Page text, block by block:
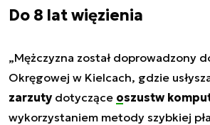
Do 8 lat więzienia
„Mężczyzna został doprowadzony
Okręgowej w Kielcach, gdzie
zarzutydotyczące oszustw
wykorzystaniem metody szybkiej